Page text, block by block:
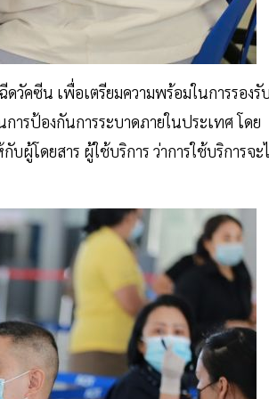
คซีน เพื่อเตรียมความพร้อมในการรองรั
ารป้องกันการระบาดภายในประเทศ โดย
ผู้โดยสาร ผู้ใช้บริการ ว่าการใช้บริการจะ